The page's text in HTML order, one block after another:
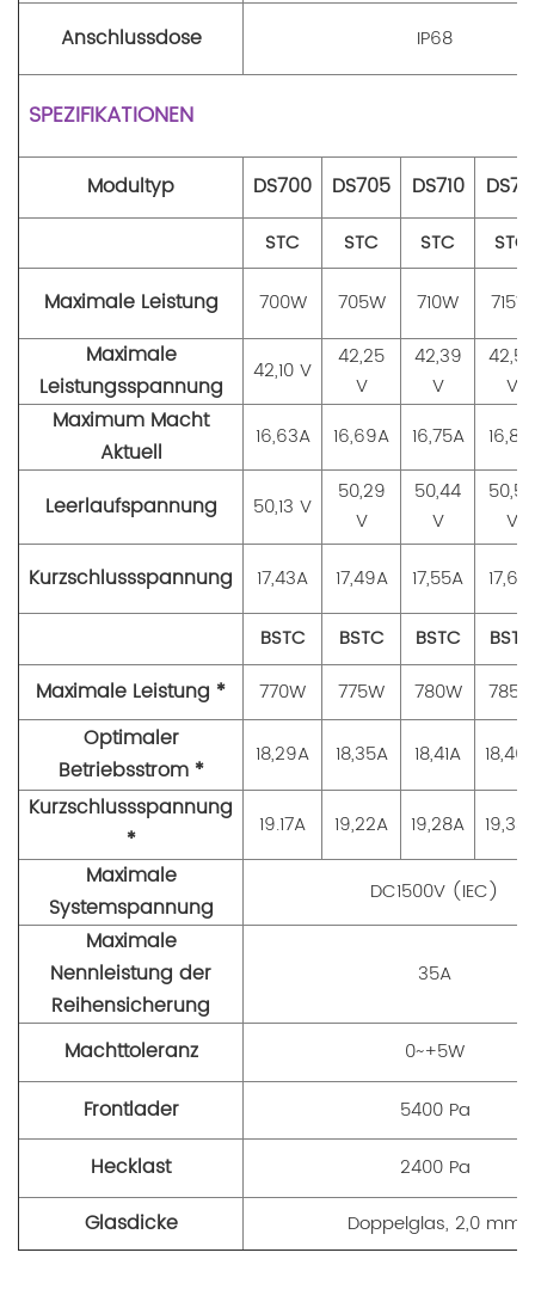
Anschlussdose IP68
SPEZIFIKATIONEN
Modultyp DS700 DS705 DS710
STC STC STC STC
Maximale Leistung 700W 705W 710W 715W
Maximale
Leistungsspannung
42,10 V
42,25
V
42,39
V
42,54
V
Maximum Macht
Aktuell
16,63A 16,69A 16,75A 16,81A
Leerlaufspannung 50,13 V
50,29
V
50,44
V
50,59
V
Kurzschlussspannung 17,43A 17,49A 17,55A
17,61A
BSTC
BSTC BSTC BSTC
Maximale Leistung * 770W 775W 780W 785W
Optimaler
Betriebsstrom *
18,29A 18,35A 18,41A
Kurzschlussspannung
*
19.17A 19,22A 19,28A
Maximale
Systemspannung
DC1500V (IEC)
Maximale
Nennleistung der
Reihensicherung
35A
Machttoleranz 0~+5W
Frontlader 5400 Pa
Hecklast 2400 Pa
Glasdicke Doppelglas, 2,0 mm